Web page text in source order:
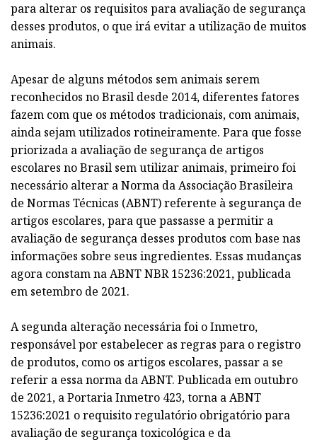
para alterar os requisitos para avaliação de segurança
desses produtos, o que irá evitar a utilização de muitos
animais.
Apesar de alguns métodos sem animais serem
reconhecidos no Brasil desde 2014, diferentes fatores
fazem com que os métodos tradicionais, com animais,
ainda sejam utilizados rotineiramente. Para que fosse
priorizada a avaliação de segurança de artigos
escolares no Brasil sem utilizar animais, primeiro foi
necessário alterar a Norma da Associação Brasileira
de Normas Técnicas (ABNT) referente à segurança de
artigos escolares, para que passasse a permitir a
avaliação de segurança desses produtos com base nas
informações sobre seus ingredientes. Essas mudanças
agora constam na ABNT NBR 15236:2021, publicada
em setembro de 2021.
A segunda alteração necessária foi o Inmetro,
responsável por estabelecer as regras para o registro
de produtos, como os artigos escolares, passar a se
referir a essa norma da ABNT. Publicada em outubro
de 2021, a Portaria Inmetro 423, torna a ABNT
15236:2021 o requisito regulatório obrigatório para
avaliação de segurança toxicológica e da